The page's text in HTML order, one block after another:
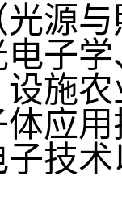
源
子
施
应
技